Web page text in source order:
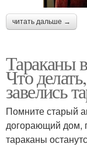
читать дальше →
Тараканы
Что
завелись
Помните старый
догорающий дом,
тараканы